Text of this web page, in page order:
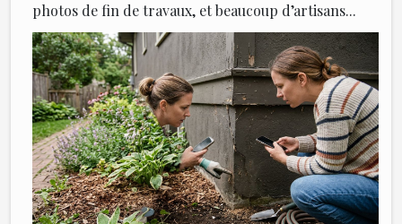
photos de fin de travaux, et beaucoup d’artisans...